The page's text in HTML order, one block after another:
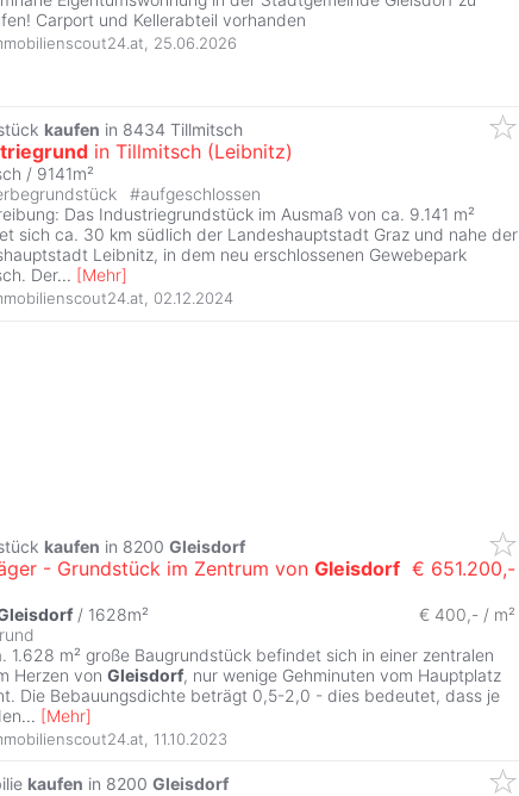
Carport und Kellerabteil vorhanden
25.06.2026
kaufen in 8434 Tillmitsch
in Tillmitsch (Leibnitz)
/ 9141m²
#aufgeschlossen
Das Industriegrundstück im Ausmaß von ca. 9.141 m²
sich ca. 30 km südlich der Landeshauptstadt Graz und nahe der
Leibnitz, in dem neu erschlossenen Gewebepark
Der... [Mehr]
02.12.2024
kaufen in 8200 Gleisdorf
- Grundstück im Zentrum von Gleisdorf € 651.200,-
/ 1628m²
€ 400,- / m²
1.628 m² große Baugrundstück befindet sich in einer zentralen
Herzen von Gleisdorf, nur wenige Gehminuten vom Hauptplatz
Die Bebauungsdichte beträgt 0,5-2,0 - dies bedeutet, dass je
... [Mehr]
11.10.2023
kaufen in 8200 Gleisdorf